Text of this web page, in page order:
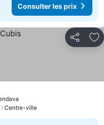
Consulter les prix
Partager
: Centre-ville